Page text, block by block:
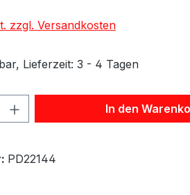
zzgl. Versandkosten
Lieferzeit: 3 - 4 Tagen
Gib denIn den
PD22144